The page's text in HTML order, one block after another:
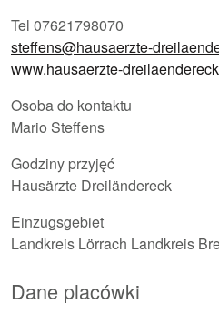
Tel 07621798070
steffens@hausaerzte-
www.hausaerzte-
Osoba do kontaktu
Mario Steffens
Godziny przyjęć
Hausärzte Dreiländereck
Einzugsgebiet
Landkreis Lörrach Landkreis
Dane placówki